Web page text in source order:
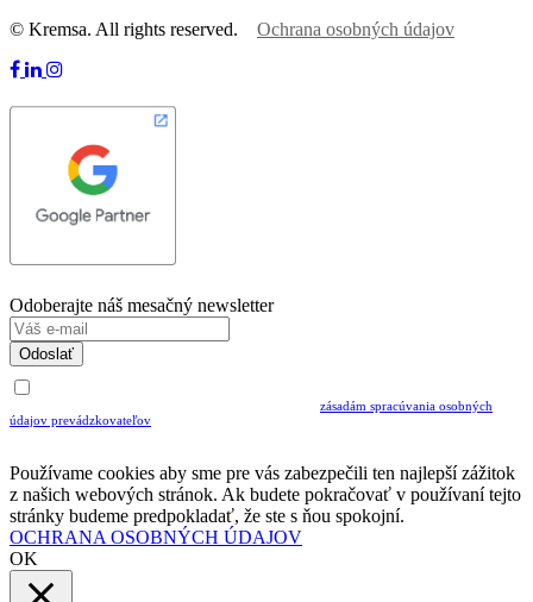
© Kremsa. All rights reserved. Ochrana osobných údajov
Odoberajte náš mesačný newsletter
Odoslať
zásadám spracúvania osobných
údajov prevádzkovateľov
Používame cookies aby sme pre vás zabezpečili ten najlepší zážitok
z našich webových stránok. Ak budete pokračovať v používaní tejto
stránky budeme predpokladať, že ste s ňou spokojní.
OCHRANA OSOBNÝCH ÚDAJOV
OK